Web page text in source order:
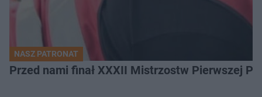
NASZ PATRONAT
Przed nami finał XXXII Mistrzostw Pierwszej